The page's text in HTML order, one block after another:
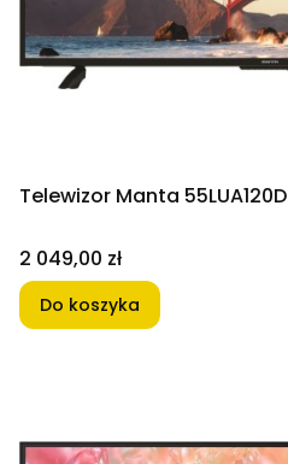
Telewizor Manta 55LUA120D
Cena
2 049,00 zł
Do koszyka